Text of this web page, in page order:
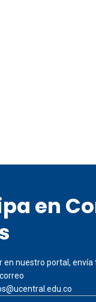
en
en nuestro portal, envía